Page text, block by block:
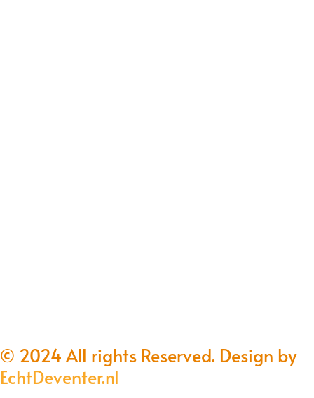
© 2024 All rights Reserved. Design by
EchtDeventer.nl